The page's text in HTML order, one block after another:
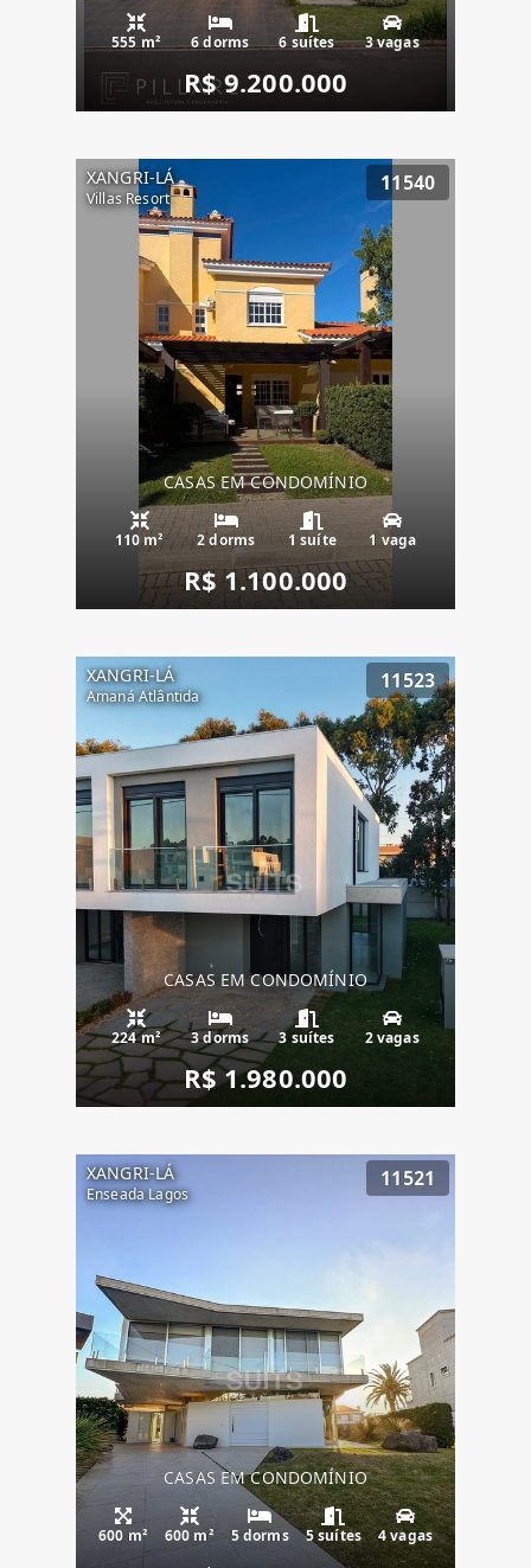
555 m² 6 dorms 6 suítes 3 vagas
R$ 9.200.000
XANGRI-LÁ
Villas Resort
11540
CASAS EM CONDOMÍNIO
110 m² 2 dorms 1 suíte 1 vaga
R$ 1.100.000
XANGRI-LÁ
Amaná Atlântida
11523
CASAS EM CONDOMÍNIO
224 m² 3 dorms 3 suítes 2 vagas
R$ 1.980.000
XANGRI-LÁ
Enseada Lagos
11521
CASAS EM CONDOMÍNIO
600 m² 600 m² 5 dorms 5 suítes 4 vagas